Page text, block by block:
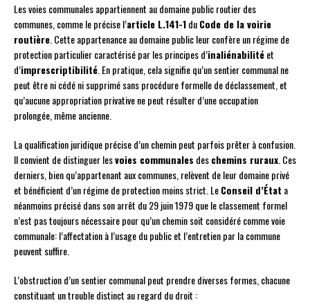
Les voies communales appartiennent au domaine public routier des
communes, comme le précise l’article L.141-1duCode de la voirie
routière . Cette appartenance au domaine public leur confère un régime de
protection particulier caractérisé par les principes d’inaliénabilitéet
d’imprescriptibilité . En pratique, cela signifie qu’un sentier communal ne
peut être ni cédé ni supprimé sans procédure formelle de déclassement, et
qu’aucune appropriation privative ne peut résulter d’une occupation
prolongée, même ancienne.
La qualification juridique précise d’un chemin peut parfois prêter à confusion.
Il convient de distinguer lesvoies communales deschemins ruraux . Ces
derniers, bien qu’appartenant aux communes, relèvent de leur domaine privé
et bénéficient d’un régime de protection moins strict. LeConseil d’État a
néanmoins précisé dans son arrêt du 29 juin 1979 que le classement formel
n’est pas toujours nécessaire pour qu’un chemin soit considéré comme voie
communale: l’affectation à l’usage du public et l’entretien par la commune
peuvent suffire.
L’obstruction d’un sentier communal peut prendre diverses formes, chacune
constituant un trouble distinct au regard du droit :